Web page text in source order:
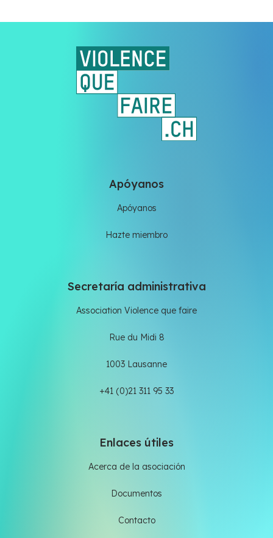
Apóyanos
Apóyanos
Hazte miembro
Secretaría administrativa
Association Violence que faire
Rue du Midi 8
1003 Lausanne
+41 (0)21 311 95 33
Enlaces útiles
Acerca de la asociación
Documentos
Contacto